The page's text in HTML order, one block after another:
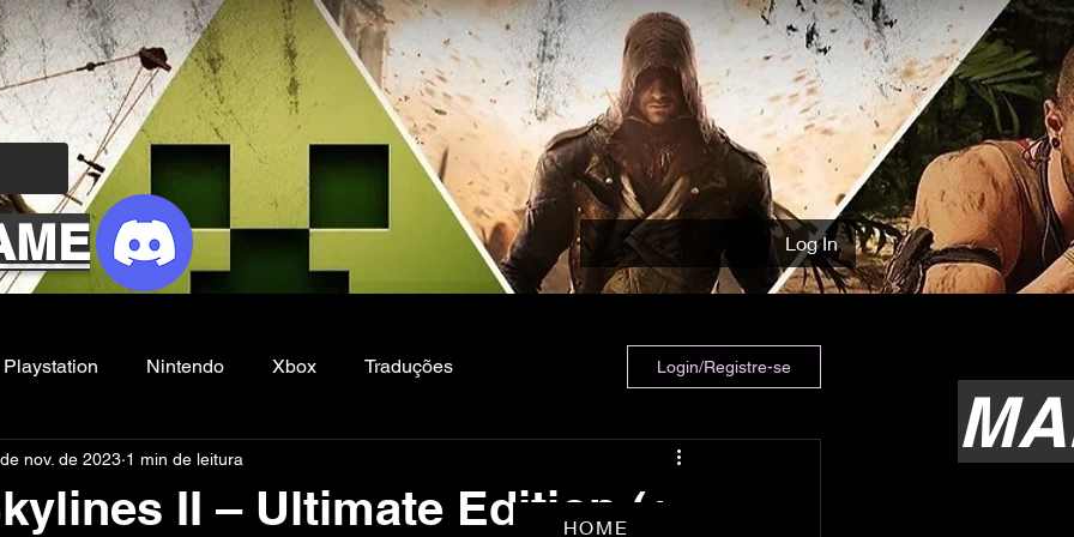
Log In
Playstation Nintendo Xbox Traduções
Filmes e Series Noticias
Login/Registre-se
II – Ultimate Edition (+
nov. de 2023 1 min de leitura
HOME